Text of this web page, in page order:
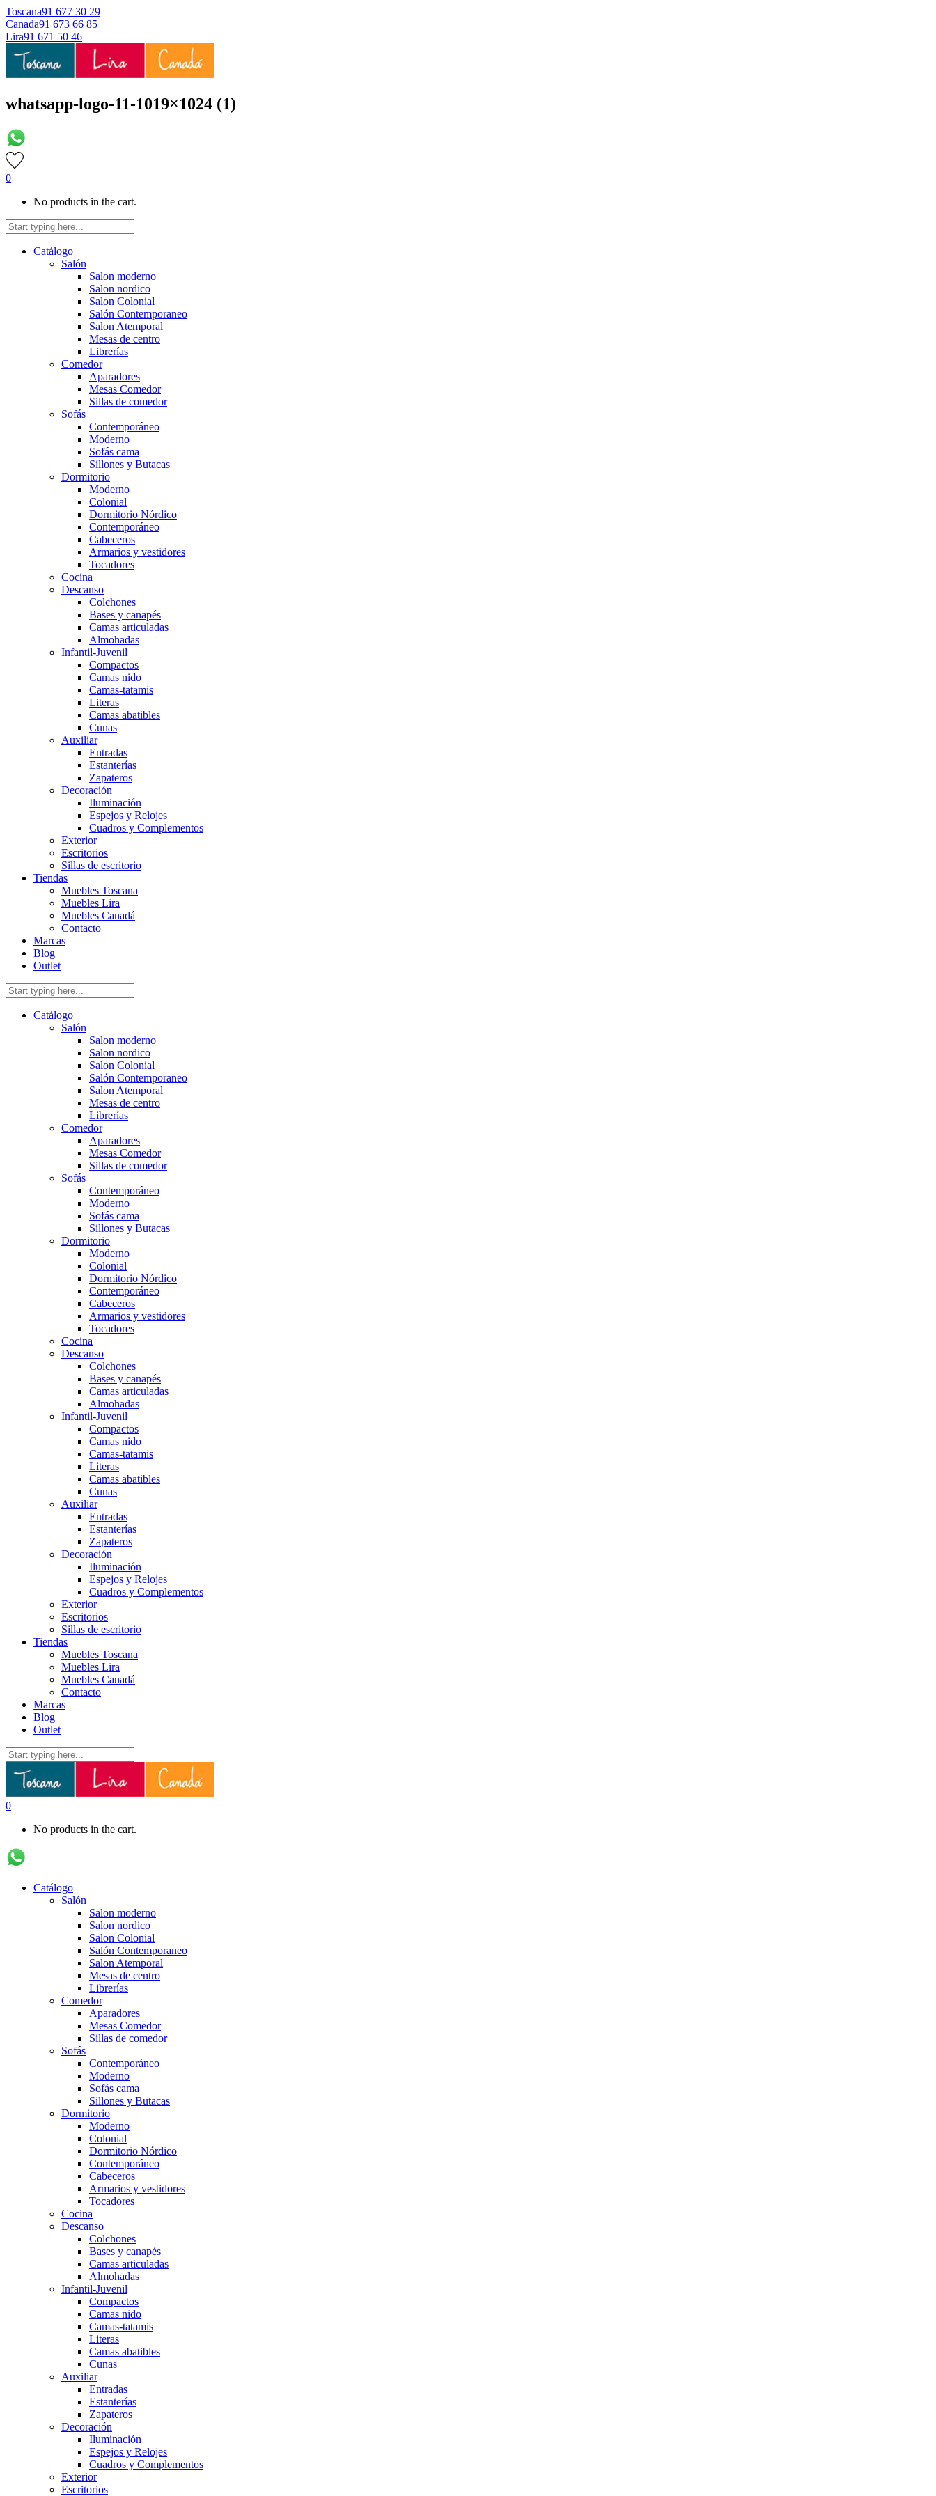
Toscana91 677 30 29
Canada91 673 66 85
Lira91 671 50 46
whatsapp-logo-11-1019×1024 (1)
0
No products in the cart.
Catálogo
Salón
Salon moderno
Salon nordico
Salon Colonial
Salón Contemporaneo
Salon Atemporal
Mesas de centro
Librerías
Comedor
Aparadores
Mesas Comedor
Sillas de comedor
Sofás
Contemporáneo
Moderno
Sofás cama
Sillones y Butacas
Dormitorio
Moderno
Colonial
Dormitorio Nórdico
Contemporáneo
Cabeceros
Armarios y vestidores
Tocadores
Cocina
Descanso
Colchones
Bases y canapés
Camas articuladas
Almohadas
Infantil-Juvenil
Compactos
Camas nido
Camas-tatamis
Literas
Camas abatibles
Cunas
Auxiliar
Entradas
Estanterías
Zapateros
Decoración
Iluminación
Espejos y Relojes
Cuadros y Complementos
Exterior
Escritorios
Sillas de escritorio
Tiendas
Muebles Toscana
Muebles Lira
Muebles Canadá
Contacto
Marcas
Blog
Outlet
Catálogo
Salón
Salon moderno
Salon nordico
Salon Colonial
Salón Contemporaneo
Salon Atemporal
Mesas de centro
Librerías
Comedor
Aparadores
Mesas Comedor
Sillas de comedor
Sofás
Contemporáneo
Moderno
Sofás cama
Sillones y Butacas
Dormitorio
Moderno
Colonial
Dormitorio Nórdico
Contemporáneo
Cabeceros
Armarios y vestidores
Tocadores
Cocina
Descanso
Colchones
Bases y canapés
Camas articuladas
Almohadas
Infantil-Juvenil
Compactos
Camas nido
Camas-tatamis
Literas
Camas abatibles
Cunas
Auxiliar
Entradas
Estanterías
Zapateros
Decoración
Iluminación
Espejos y Relojes
Cuadros y Complementos
Exterior
Escritorios
Sillas de escritorio
Tiendas
Muebles Toscana
Muebles Lira
Muebles Canadá
Contacto
Marcas
Blog
Outlet
0
No products in the cart.
Catálogo
Salón
Salon moderno
Salon nordico
Salon Colonial
Salón Contemporaneo
Salon Atemporal
Mesas de centro
Librerías
Comedor
Aparadores
Mesas Comedor
Sillas de comedor
Sofás
Contemporáneo
Moderno
Sofás cama
Sillones y Butacas
Dormitorio
Moderno
Colonial
Dormitorio Nórdico
Contemporáneo
Cabeceros
Armarios y vestidores
Tocadores
Cocina
Descanso
Colchones
Bases y canapés
Camas articuladas
Almohadas
Infantil-Juvenil
Compactos
Camas nido
Camas-tatamis
Literas
Camas abatibles
Cunas
Auxiliar
Entradas
Estanterías
Zapateros
Decoración
Iluminación
Espejos y Relojes
Cuadros y Complementos
Exterior
Escritorios